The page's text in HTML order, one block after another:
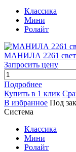
Классика
Мини
Ролайт
МАНИЛА 2261
Запросить цену
Подробнее
Купить в 1 клик
В избранное Под
Система
Классика
Мини
Ролайт